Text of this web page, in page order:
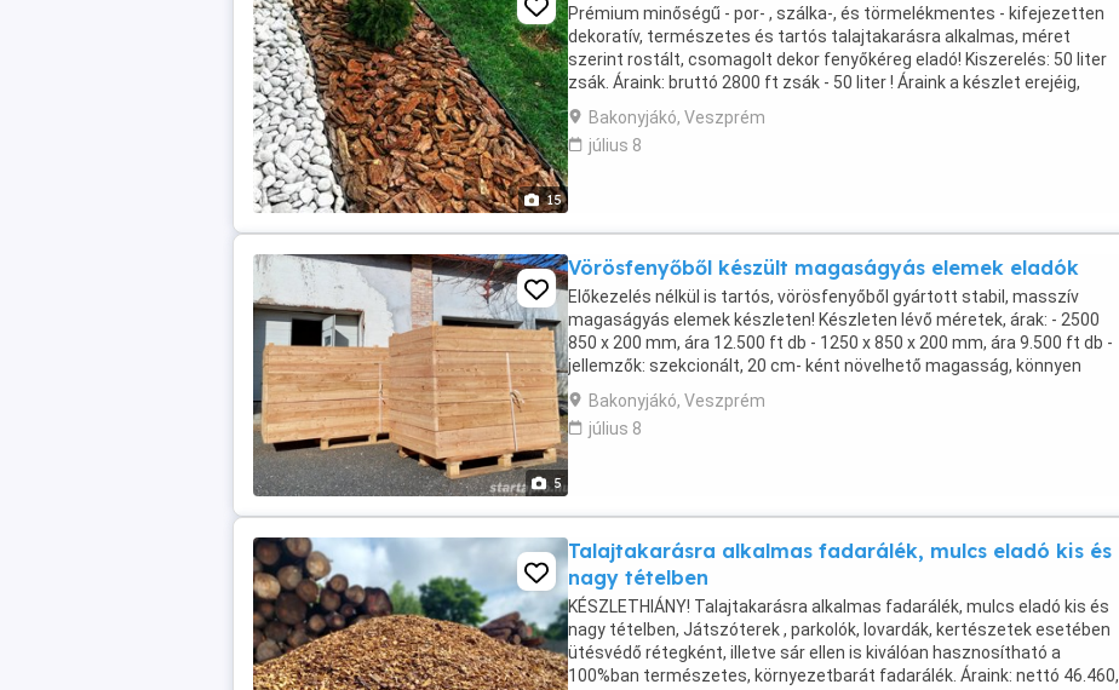
15
Prémium minőségű - por- , szálka-, és törmelékmentes - kifejezetten
dekoratív, természetes és tartós talajtakarásra alkalmas, méret
szerint rostált, csomagolt dekor fenyőkéreg eladó! Kiszerelés: 50 liter
zsák. Áraink: bruttó 2800 ft zsák - 50 liter ! Áraink a készlet erejéig,
illetve visszavonásig ...
Bakonyjákó, Veszprém
július 8
5
Vörösfenyőből készült magaságyás elemek eladók
Előkezelés nélkül is tartós, vörösfenyőből gyártott stabil, masszív
magaságyás elemek készleten! Készleten lévő méretek, árak: - 2500
850 x 200 mm, ára 12.500 ft db - 1250 x 850 x 200 mm, ára 9.500 ft db -
jellemzők: szekcionált, 20 cm- ként növelhető magasság, könnyen
egymásba illeszthető, ...
Bakonyjákó, Veszprém
július 8
Talajtakarásra alkalmas fadarálék, mulcs eladó kis és
nagy tételben
KÉSZLETHIÁNY! Talajtakarásra alkalmas fadarálék, mulcs eladó kis és
nagy tételben, Játszóterek , parkolók, lovardák, kertészetek esetében
ütésvédő rétegként, illetve sár ellen is kiválóan hasznosítható a
100%ban természetes, környezetbarát fadarálék. Áraink: nettó 46.460,